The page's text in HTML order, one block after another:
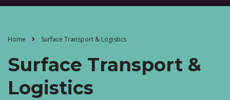
Home Surface Transport & Logistics
Surface Transport &
Logistics